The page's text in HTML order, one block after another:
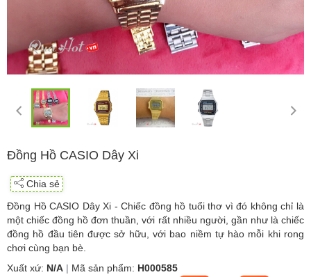
Đồng Hồ CASIO Dây Xi
Chia sẻ
Đồng Hồ CASIO Dây Xi - Chiếc đồng hồ tuổi thơ vì đó không chỉ là
một chiếc đồng hồ đơn thuần, với rất nhiều người, gần như là chiếc
đồng hồ đầu tiên được sở hữu, với bao niềm tự hào mỗi khi rong
chơi cùng bạn bè.
Xuất xứ: N/A | Mã sản phẩm: H000585